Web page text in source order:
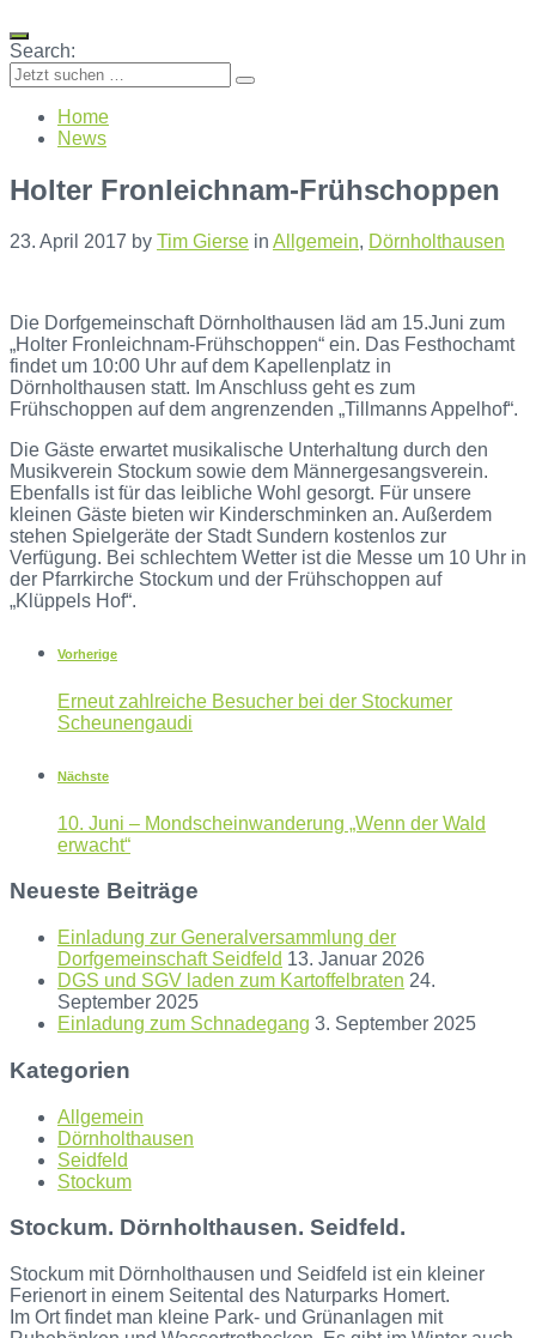
Search:
Home
News
Holter Fronleichnam-Frühschoppen
23. April 2017 by Tim Gierse in Allgemein, Dörnholthausen
Die Dorfgemeinschaft Dörnholthausen läd am 15.Juni zum
„Holter Fronleichnam-Frühschoppen“ ein. Das Festhochamt
findet um 10:00 Uhr auf dem Kapellenplatz in
Dörnholthausen statt. Im Anschluss geht es zum
Frühschoppen auf dem angrenzenden „Tillmanns Appelhof“.
Die Gäste erwartet musikalische Unterhaltung durch den
Musikverein Stockum sowie dem Männergesangsverein.
Ebenfalls ist für das leibliche Wohl gesorgt. Für unsere
kleinen Gäste bieten wir Kinderschminken an. Außerdem
stehen Spielgeräte der Stadt Sundern kostenlos zur
Verfügung. Bei schlechtem Wetter ist die Messe um 10 Uhr in
der Pfarrkirche Stockum und der Frühschoppen auf
„Klüppels Hof“.
Vorherige
Erneut zahlreiche Besucher bei der Stockumer
Scheunengaudi
Nächste
10. Juni – Mondscheinwanderung „Wenn der Wald
erwacht“
Neueste Beiträge
Einladung zur Generalversammlung der
Dorfgemeinschaft Seidfeld 13. Januar 2026
DGS und SGV laden zum Kartoffelbraten 24.
September 2025
Einladung zum Schnadegang 3. September 2025
Kategorien
Allgemein
Dörnholthausen
Seidfeld
Stockum
Stockum. Dörnholthausen. Seidfeld.
Stockum mit Dörnholthausen und Seidfeld ist ein kleiner
Ferienort in einem Seitental des Naturparks Homert.
Im Ort findet man kleine Park- und Grünanlagen mit